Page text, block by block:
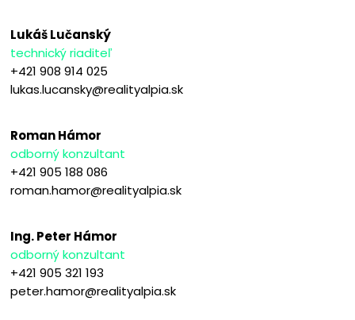
Lukáš Lučanský
technický riaditeľ
+421 908 914 025
lukas.lucansky@realityalpia.sk
Roman Hámor
odborný konzultant
+421 905 188 086
roman.hamor@realityalpia.sk
Ing. Peter Hámor
odborný konzultant
+421 905 321 193
peter.hamor@realityalpia.sk